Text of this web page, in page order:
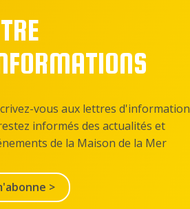
vous aux lettres d'information
informés des actualités et
de la Maison de la Mer
>